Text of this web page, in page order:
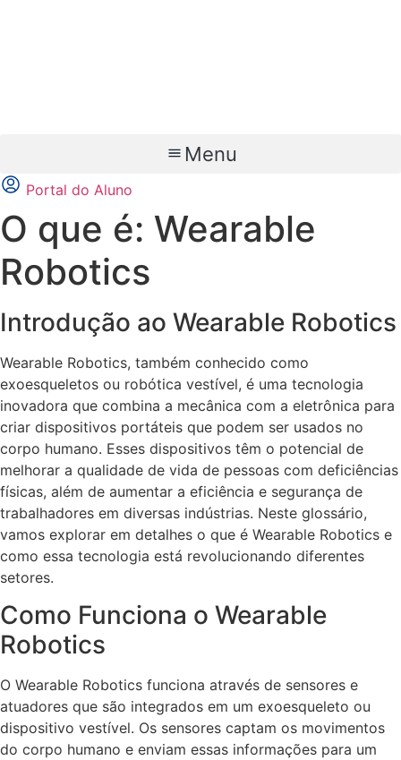
Menu
Portal do Aluno
O que é: Wearable
Robotics
Introdução ao Wearable Robotics
Wearable Robotics, também conhecido como
exoesqueletos ou robótica vestível, é uma tecnologia
inovadora que combina a mecânica com a eletrônica para
criar dispositivos portáteis que podem ser usados no
corpo humano. Esses dispositivos têm o potencial de
melhorar a qualidade de vida de pessoas com deficiências
físicas, além de aumentar a eficiência e segurança de
trabalhadores em diversas indústrias. Neste glossário,
vamos explorar em detalhes o que é Wearable Robotics e
como essa tecnologia está revolucionando diferentes
setores.
Como Funciona o Wearable
Robotics
O Wearable Robotics funciona através de sensores e
atuadores que são integrados em um exoesqueleto ou
dispositivo vestível. Os sensores captam os movimentos
do corpo humano e enviam essas informações para um